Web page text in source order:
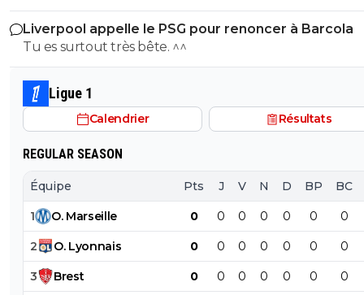
qui est vraiment compréhensible lorsque l'on sait
le PSG a traiter Kylian Mbappé lorsqu'il avait voulu
PSG.
Liverpool appelle le PSG pour renoncer à Barcola
Tu es surtout très bête. ^^
Ligue 1
Calendrier Résultats
REGULAR SEASON
Équipe Pts J V N D BP BC
1 O. Marseille 0 0 0 0 0 0 0
2 O. Lyonnais 0 0 0 0 0 0 0
3 Brest 0 0 0 0 0 0 0